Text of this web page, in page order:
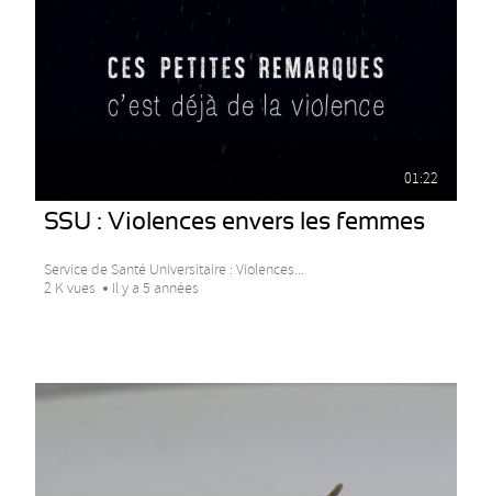
01:22
SSU : Violences envers les femmes
Service de Santé Universitaire : Violences...
2 K vues
Il y a 5 années